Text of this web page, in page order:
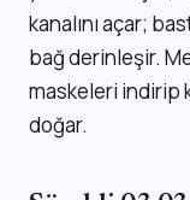
kanalını açar;
bağ derinleşir.
maskeleri indirip
doğar.